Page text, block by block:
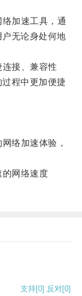
加速工具，通
无论身处何地
接、兼容性
程中更加便捷
络加速体验，
网络速度
支持[0] 反对[0]